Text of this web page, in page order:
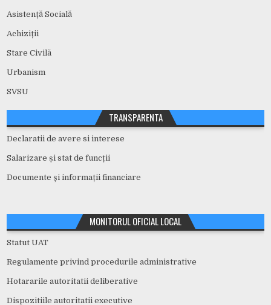
Asistență Socială
Achiziții
Stare Civilă
Urbanism
SVSU
TRANSPARENTA
Declaratii de avere si interese
Salarizare și stat de funcții
Documente și informații financiare
MONITORUL OFICIAL LOCAL
Statut UAT
Regulamente privind procedurile administrative
Hotararile autoritatii deliberative
Dispozitiile autoritatii executive